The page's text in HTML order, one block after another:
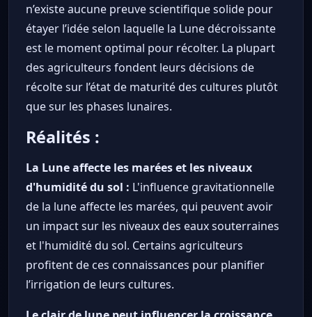
n’existe aucune preuve scientifique solide pour
étayer l’idée selon laquelle la Lune décroissante
est le moment optimal pour récolter. La plupart
des agriculteurs fondent leurs décisions de
récolte sur l’état de maturité des cultures plutôt
que sur les phases lunaires.
Réalités :
La Lune affecte les marées et les niveaux
d'humidité du sol : L'influence gravitationnelle
de la lune affecte les marées, qui peuvent avoir
un impact sur les niveaux des eaux souterraines
et l'humidité du sol. Certains agriculteurs
profitent de ces connaissances pour planifier
l’irrigation de leurs cultures.